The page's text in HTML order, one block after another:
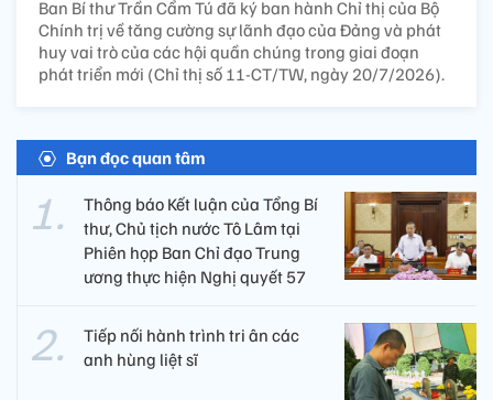
Ban Bí thư Trần Cẩm Tú đã ký ban hành Chỉ thị của Bộ
Chính trị về tăng cường sự lãnh đạo của Đảng và phát
huy vai trò của các hội quần chúng trong giai đoạn
phát triển mới (Chỉ thị số 11-CT/TW, ngày 20/7/2026).
Bạn đọc quan tâm
Thông báo Kết luận của Tổng Bí
thư, Chủ tịch nước Tô Lâm tại
Phiên họp Ban Chỉ đạo Trung
ương thực hiện Nghị quyết 57
Tiếp nối hành trình tri ân các
anh hùng liệt sĩ ​